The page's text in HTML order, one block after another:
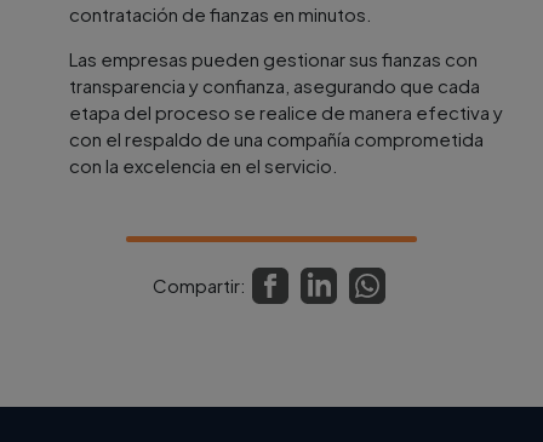
contratación de fianzas en minutos.
Las empresas pueden gestionar sus fianzas con
transparencia y confianza, asegurando que cada
etapa del proceso se realice de manera efectiva y
con el respaldo de una compañía comprometida
con la excelencia en el servicio.
Compartir: